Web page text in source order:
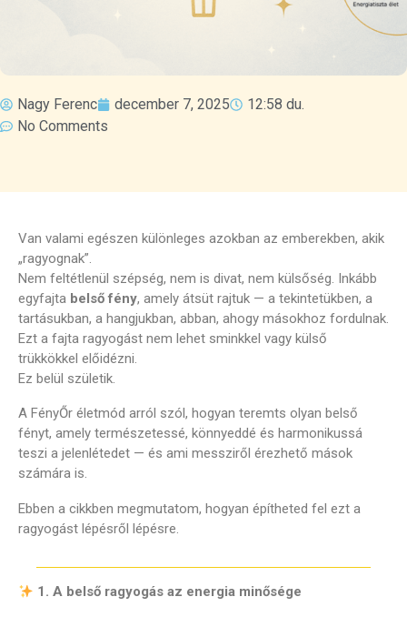
Nagy Ferenc december 7, 2025
12:58 du.
No Comments
Van valami egészen különleges azokban az emberekben, akik
„ragyognak”.
Nem feltétlenül szépség, nem is divat, nem külsőség. Inkább
egyfajta belső fény, amely átsüt rajtuk — a tekintetükben, a
tartásukban, a hangjukban, abban, ahogy másokhoz fordulnak.
Ezt a fajta ragyogást nem lehet sminkkel vagy külső
trükkökkel előidézni.
Ez belül születik.
A FényŐr életmód arról szól, hogyan teremts olyan belső
fényt, amely természetessé, könnyeddé és harmonikussá
teszi a jelenlétedet — és ami messziről érezhető mások
számára is.
Ebben a cikkben megmutatom, hogyan építheted fel ezt a
ragyogást lépésről lépésre.
1. A belső ragyogás az energia minősége